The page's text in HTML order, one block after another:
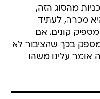
מהסוג הזה,
מכרה, לעתיד
קונים. אם
בכך שהציבור לא
אומר עלינו משהו